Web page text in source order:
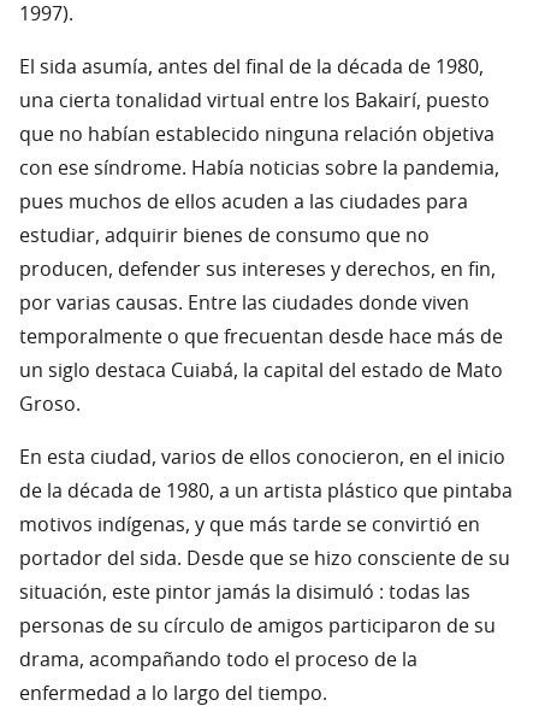
1997).
El sida asumía, antes del final de la década de 1980,
una cierta tonalidad virtual entre los Bakairí, puesto
que no habían establecido ninguna relación objetiva
con ese síndrome. Había noticias sobre la pandemia,
pues muchos de ellos acuden a las ciudades para
estudiar, adquirir bienes de consumo que no
producen, defender sus intereses y derechos, en fin,
por varias causas. Entre las ciudades donde viven
temporalmente o que frecuentan desde hace más de
un siglo destaca Cuiabá, la capital del estado de Mato
Groso.
En esta ciudad, varios de ellos conocieron, en el inicio
de la década de 1980, a un artista plástico que pintaba
motivos indígenas, y que más tarde se convirtió en
portador del sida. Desde que se hizo consciente de su
situación, este pintor jamás la disimuló : todas las
personas de su círculo de amigos participaron de su
drama, acompañando todo el proceso de la
enfermedad a lo largo del tiempo.